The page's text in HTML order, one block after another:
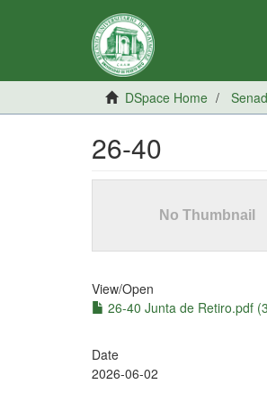
DSpace Home
26-40
View/Open
26-40 Junta de Retiro.pdf
Date
2026-06-02